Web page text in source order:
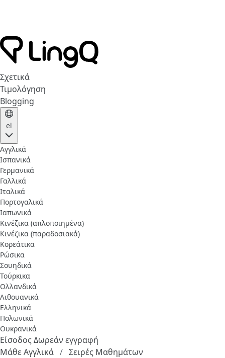
Σχετικά
Τιμολόγηση
Blogging
el
Αγγλικά
Ισπανικά
Γερμανικά
Γαλλικά
Ιταλικά
Πορτογαλικά
Ιαπωνικά
Κινέζικα (απλοποιημένα)
Κινέζικα (παραδοσιακά)
Κορεάτικα
Ρώσικα
Σουηδικά
Τούρκικα
Ολλανδικά
Λιθουανικά
Ελληνικά
Πολωνικά
Ουκρανικά
ΕίσοδοςΔωρεάν εγγραφή
Μάθε Αγγλικά
Σειρές Μαθημάτων